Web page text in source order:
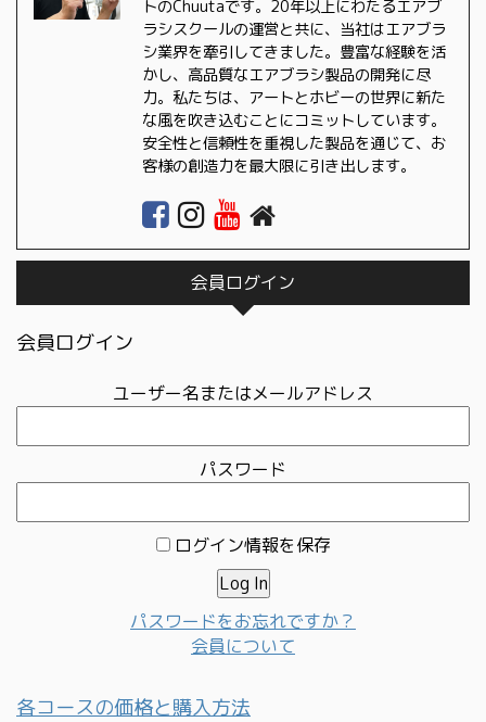
トのChuutaです。20年以上にわたるエアブ
ラシスクールの運営と共に、当社はエアブラ
シ業界を牽引してきました。豊富な経験を活
かし、高品質なエアブラシ製品の開発に尽
力。私たちは、アートとホビーの世界に新た
な風を吹き込むことにコミットしています。
安全性と信頼性を重視した製品を通じて、お
客様の創造力を最大限に引き出します。
会員ログイン
会員ログイン
ユーザー名またはメールアドレス
パスワード
ログイン情報を保存
パスワードをお忘れですか？
会員について
各コースの価格と購入方法